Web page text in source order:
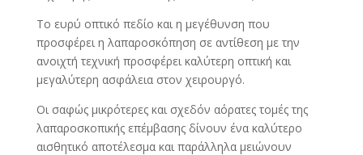
Το ευρύ οπτικό πεδίο και η μεγέθυνση που
προσφέρει η λαπαροσκόπηση σε αντίθεση με την
ανοιχτή τεχνική προσφέρει καλύτερη οπτική και
μεγαλύτερη ασφάλεια στον χειρουργό.
Οι σαφώς μικρότερες και σχεδόν αόρατες τομές της
λαπαροσκοπικής επέμβασης δίνουν ένα καλύτερο
αισθητικό αποτέλεσμα και παράλληλα μειώνουν